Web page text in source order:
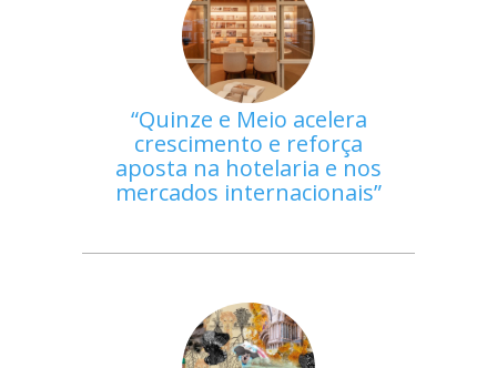
Quinze e Meio acelera
crescimento e reforça
aposta na hotelaria e nos
mercados internacionais